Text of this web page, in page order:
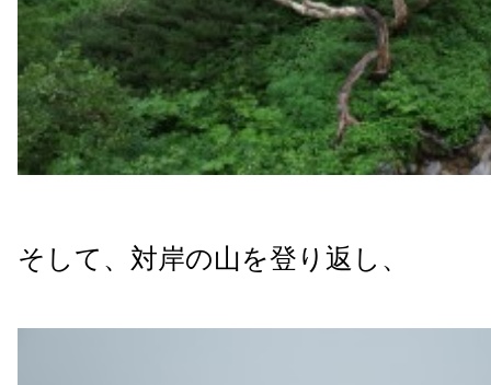
そして、対岸の山を登り返し、